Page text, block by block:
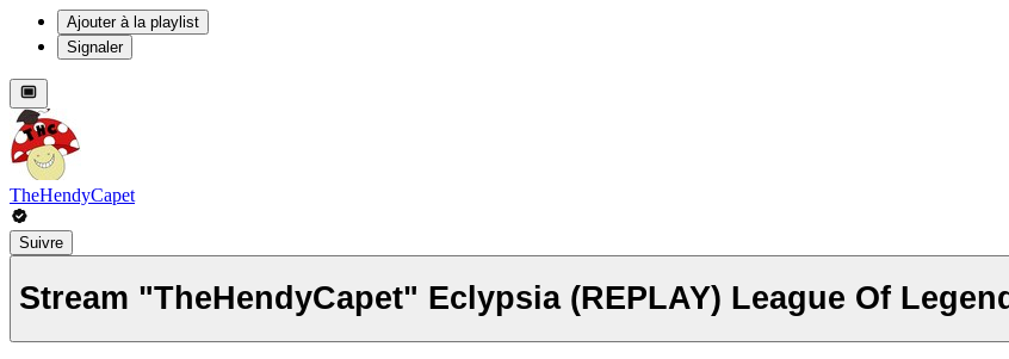
Ajouter à la playlist
Signaler
TheHendyCapet
Suivre
Stream "TheHendyCapet" Eclypsia (REPLAY) League Of